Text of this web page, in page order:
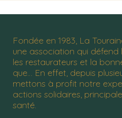
Fondée en 1983, La
une association qui défend
les restaurateurs et la
que… En effet, depuis
mettons à profit notre
actions solidaires,
santé.